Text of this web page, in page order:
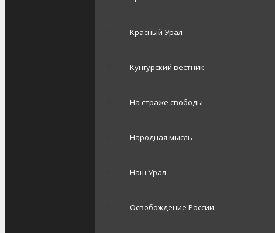
Красный Урал
Кунгурский вестник
На страже свободы
Народная мысль
Наш Урал
Освобождение России